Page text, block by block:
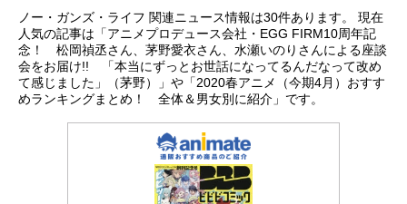
ノー・ガンズ・ライフ 関連ニュース情報は30件あります。 現在
人気の記事は「アニメプロデュース会社・EGG FIRM10周年記
念！ 松岡禎丞さん、茅野愛衣さん、水瀬いのりさんによる座談
会をお届け!! 「本当にずっとお世話になってるんだなって改め
て感じました」（茅野）」や「2020春アニメ（今期4月）おすす
めランキングまとめ！ 全体＆男女別に紹介」です。